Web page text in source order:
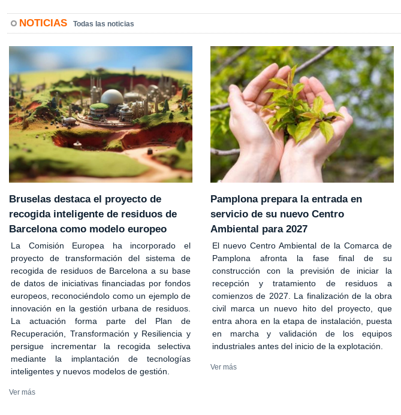
NOTICIAS Todas las noticias
Bruselas destaca el proyecto de
recogida inteligente de residuos de
Barcelona como modelo europeo
La Comisión Europea ha incorporado el
proyecto de transformación del sistema de
recogida de residuos de Barcelona a su base
de datos de iniciativas financiadas por fondos
europeos, reconociéndolo como un ejemplo de
innovación en la gestión urbana de residuos.
La actuación forma parte del Plan de
Recuperación, Transformación y Resiliencia y
persigue incrementar la recogida selectiva
mediante la implantación de tecnologías
inteligentes y nuevos modelos de gestión.
Ver más
Pamplona prepara la entrada en
servicio de su nuevo Centro
Ambiental para 2027
El nuevo Centro Ambiental de la Comarca de
Pamplona afronta la fase final de su
construcción con la previsión de iniciar la
recepción y tratamiento de residuos a
comienzos de 2027. La finalización de la obra
civil marca un nuevo hito del proyecto, que
entra ahora en la etapa de instalación, puesta
en marcha y validación de los equipos
industriales antes del inicio de la explotación.
Ver más